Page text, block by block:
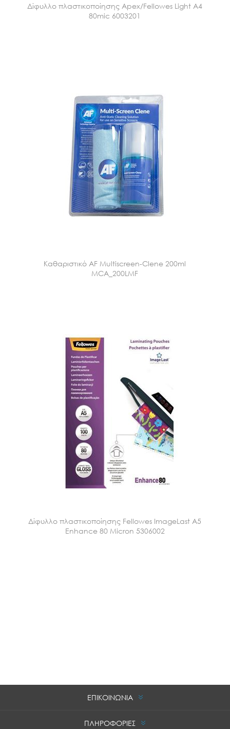
Δίφυλλο πλαστικοποίησης Apex/Fellowes Light A4
80mic 6003201
Καθαριστικό AF Multiscreen-Clene 200ml
MCA_200LMF
Δίφυλλο πλαστικοποίησης Fellowes ImageLast A5
Enhance 80 Micron 5306002
ΕΠΙΚΟΙΝΩΝΙΑ
ΠΛΗΡΟΦΟΡΙΕΣ